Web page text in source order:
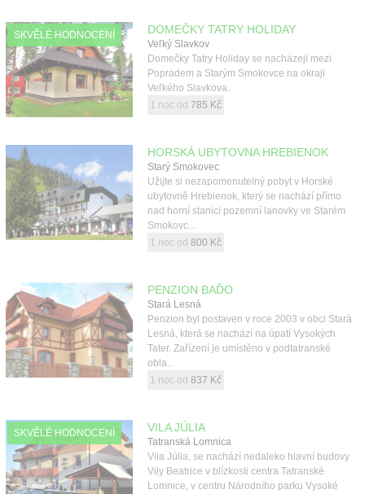
SKVĚLÉ HODNOCENÍ DOMEČKY TATRY HOLIDAY
Veľký Slavkov
Domečky Tatry Holiday se nacházejí mezi
Popradem a Starým Smokovce na okraji
Veľkého Slavkova.
1 noc od 785 Kč
HORSKÁ UBYTOVNA HREBIENOK
Starý Smokovec
Užijte si nezapomenutelný pobyt v Horské
ubytovně Hrebienok, který se nachází přímo
nad horní stanicí pozemní lanovky ve Starém
Smokovc...
1 noc od 800 Kč
PENZION BAĎO
Stará Lesná
Penzion byl postaven v roce 2003 v obci Stará
Lesná, která se nachází na úpatí Vysokých
Tater. Zařízení je umístěno v podtatranské
obla...
1 noc od 837 Kč
SKVĚLÉ HODNOCENÍ VILA JÚLIA
Tatranská Lomnica
Vila Júlia, se nachází nedaleko hlavní budovy
Vily Beatrice v blízkosti centra Tatranské
Lomnice, v centru Národního parku Vysoké